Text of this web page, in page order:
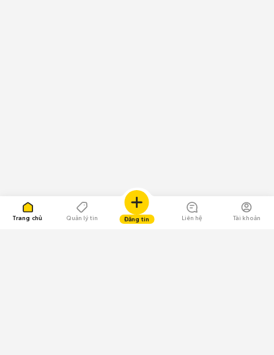
Trang chủ Quản lý tin Đăng tin Liên hệ Tài khoản